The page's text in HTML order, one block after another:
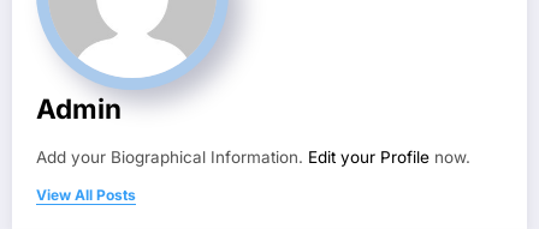
Admin
Add your Biographical Information. Edit your Profile now.
View All Posts